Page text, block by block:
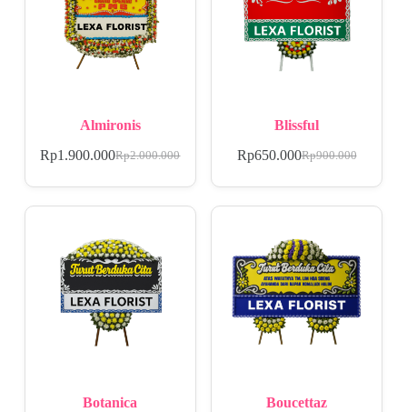
Almironis
Rp2.000.000
Rp1.900.000
Blissful
Rp900.000
Rp650.000
Botanica Boucettaz